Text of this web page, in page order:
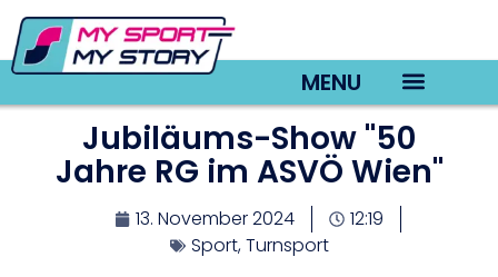
MENU
Jubiläums-Show "50
Jahre RG im ASVÖ Wien"
13. November 2024
12:19
Sport,Turnsport